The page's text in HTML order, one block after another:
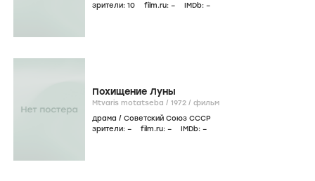
зрители: 10 film.ru: – IMDb: –
Похищение Луны
Mtvaris motatseba / 1972 / фильм
драма / Советский Союз СССР
зрители: – film.ru: – IMDb: –